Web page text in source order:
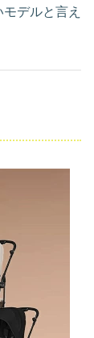
デルと言え